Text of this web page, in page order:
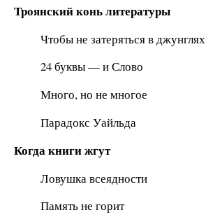
Троянский конь литературы
Чтобы не затеряться в джунглях
24 буквы — и Слово
Много, но не многое
Парадокс Уайльда
Когда книги жгут
Ловушка всеядности
Память не горит